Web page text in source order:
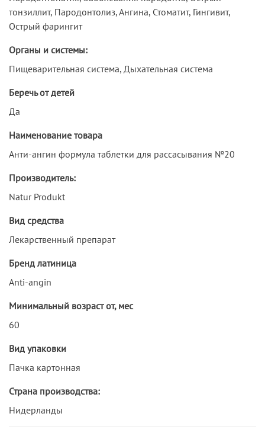
тонзиллит, Пародонтолиз, Ангина, Стоматит, Гингивит,
Острый фарингит
Органы и системы:
Пищеварительная система, Дыхательная система
Беречь от детей
Да
Наименование товара
Анти-ангин формула таблетки для рассасывания №20
Производитель:
Natur Produkt
Вид средства
Лекарственный препарат
Бренд латиница
Anti-angin
Минимальный возраст от, мес
60
Вид упаковки
Пачка картонная
Страна производства:
Нидерланды